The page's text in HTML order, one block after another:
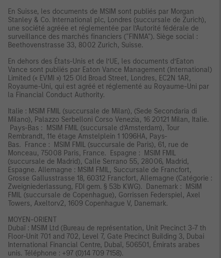
En Suisse, les documents de MSIM sont publiés par Morgan
Stanley & Co. International plc, Londres (succursale de Zurich),
une société agréée et réglementée par l’Autorité fédérale de
surveillance des marchés financiers ("FINMA"). Siège social :
Beethovenstrasse 33, 8002 Zurich, Suisse.
En dehors des États-Unis et de l’UE, les documents d’Eaton
Vance sont publiés par Eaton Vance Management (International)
Limited (« EVMI ») 125 Old Broad Street, Londres, EC2N 1AR,
Royaume-Uni, qui est agréé et réglementé au Royaume-Uni par
la Financial Conduct Authority.
Italie : MSIM FMIL (succursale de Milan), (Sede Secondaria di
Milano), Palazzo Serbelloni Corso Venezia, 16 20121 Milan, Italie.
Pays-Bas : MSIM FMIL (succursale d’Amsterdam), Tour
Rembrandt, 11e étage Amstelplein 1 1096HA, Pays-
Bas. France : MSIM FMIL (succursale de Paris), 61, rue de
Monceau, 75008 Paris, France. Espagne : MSIM FMIL
(succursale de Madrid), Calle Serrano 55, 28006, Madrid,
Espagne. Allemagne : MSIM FMIL, Succursale de Francfort,
Grosse Gallusstrasse 18, 60312 Francfort, Allemagne (Catégorie :
Zweigniederlassung, FDI gem. § 53b KWG). Danemark : MSIM
FMIL (succursale de Copenhague), Gorrissen Federspiel, Axel
Towers, Axeltorv2, 1609 Copenhague V, Danemark.
MOYEN-ORIENT
Dubaï : MSIM Ltd (Bureau de représentation, Unit Precinct 3-7 th
Floor-Unit 701 and 702, Level 7, Gate Precinct Building 3, Dubai
International Financial Centre, Dubaï, 506501, Émirats arabes
unis. Téléphone : +97 (0)14 709 7158).